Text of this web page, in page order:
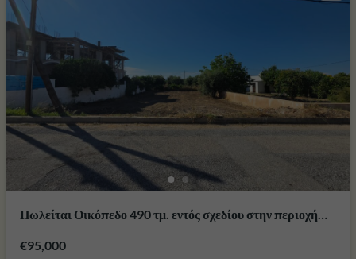
Πωλείται Οικόπεδο 490 τμ. εντός σχεδίου στην περιοχή
€95,000